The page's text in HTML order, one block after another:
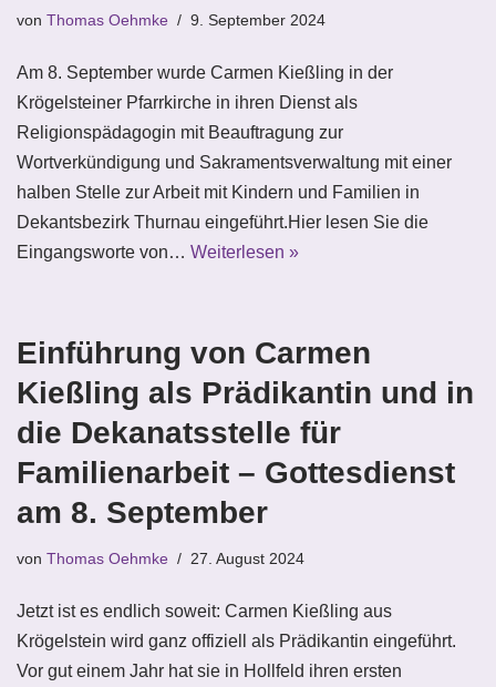
von Thomas Oehmke 9. September 2024
Am 8. September wurde Carmen Kießling in der
Krögelsteiner Pfarrkirche in ihren Dienst als
Religionspädagogin mit Beauftragung zur
Wortverkündigung und Sakramentsverwaltung mit einer
halben Stelle zur Arbeit mit Kindern und Familien in
Dekantsbezirk Thurnau eingeführt.Hier lesen Sie die
Eingangsworte von… Weiterlesen »
Einführung von Carmen
Kießling als Prädikantin und in
die Dekanatsstelle für
Familienarbeit – Gottesdienst
am 8. September
von Thomas Oehmke 27. August 2024
Jetzt ist es endlich soweit: Carmen Kießling aus
Krögelstein wird ganz offiziell als Prädikantin eingeführt.
Vor gut einem Jahr hat sie in Hollfeld ihren ersten